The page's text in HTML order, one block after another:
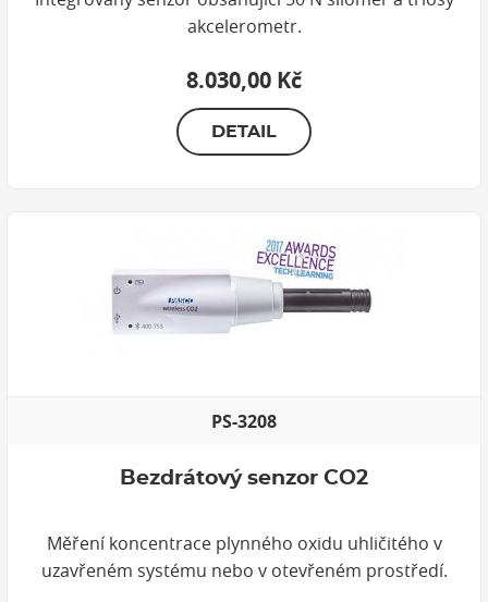
akcelerometr.
8.030,00 Kč
DETAIL
PS-3208
Bezdrátový senzor CO2
Měření koncentrace plynného oxidu uhličitého v
uzavřeném systému nebo v otevřeném prostředí.